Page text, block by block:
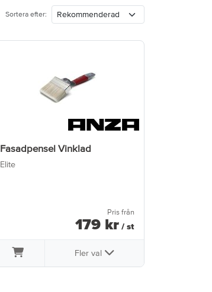
Sortera efter:
Fasadpensel Vinklad
Elite
Pris från
179 kr / st
Fler val